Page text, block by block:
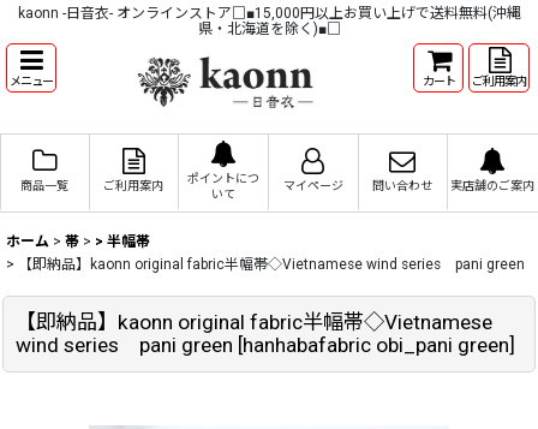
kaonn -日音衣- オンラインストア□■15,000円以上お買い上げで送料無料(沖縄
県・北海道を除く)■□
メニュー カート ご利用案内
商品一覧 ご利用案内
ポイントにつ
いて
マイページ 問い合わせ 実店舗のご案内
ホーム > 帯 > > 半幅帯
>
【即納品】kaonn original fabric半幅帯◇Vietnamese wind series pani green
【即納品】kaonn original fabric半幅帯◇Vietnamese
wind series pani green [hanhabafabric obi_pani green]